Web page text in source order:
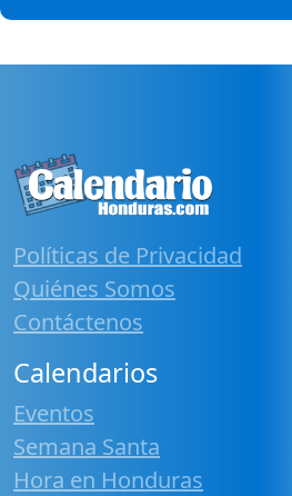
Políticas de Privacidad
Quiénes Somos
Contáctenos
Calendarios
Eventos
Semana Santa
Hora en Honduras